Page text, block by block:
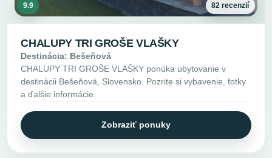
9.9 82 recenzií
CHALUPY TRI GROŠE VLAŠKY
Destinácia: Bešeňová
CHALUPY TRI GROŠE VLAŠKY ponúka ubytovanie v
destinácii Bešeňová, Slovensko. Pozrite si vybavenie, fotky
a ďalšie informácie.
Zobraziť ponuky